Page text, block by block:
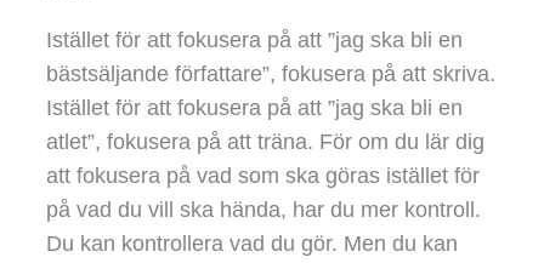
Istället för att fokusera på att ”jag ska bli en
bästsäljande författare”, fokusera på att skriva.
Istället för att fokusera på att ”jag ska bli en
atlet”, fokusera på att träna. För om du lär dig
att fokusera på vad som ska göras istället för
på vad du vill ska hända, har du mer kontroll.
Du kan kontrollera vad du gör. Men du kan